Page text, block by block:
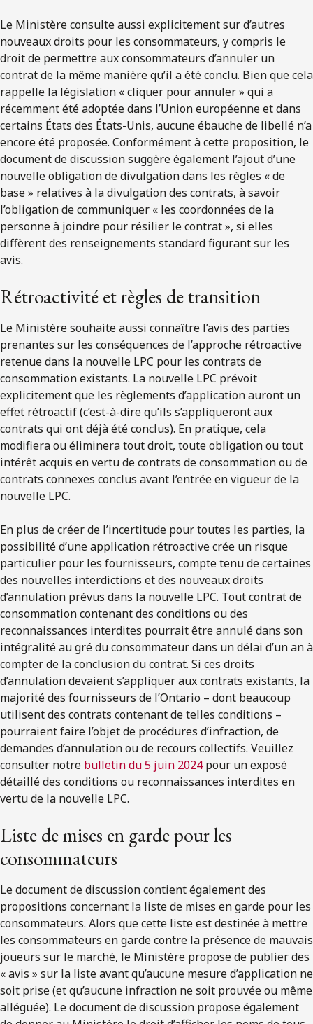
Le Ministère consulte aussi explicitement sur d’autres
nouveaux droits pour les consommateurs, y compris le
droit de permettre aux consommateurs d’annuler un
contrat de la même manière qu’il a été conclu. Bien que cela
rappelle la législation « cliquer pour annuler » qui a
récemment été adoptée dans l’Union européenne et dans
certains États des États-Unis, aucune ébauche de libellé n’a
encore été proposée. Conformément à cette proposition, le
document de discussion suggère également l’ajout d’une
nouvelle obligation de divulgation dans les règles « de
base » relatives à la divulgation des contrats, à savoir
l’obligation de communiquer « les coordonnées de la
personne à joindre pour résilier le contrat », si elles
diffèrent des renseignements standard figurant sur les
avis.
Rétroactivité et règles de transition
Le Ministère souhaite aussi connaître l’avis des parties
prenantes sur les conséquences de l’approche rétroactive
retenue dans la nouvelle LPC pour les contrats de
consommation existants. La nouvelle LPC prévoit
explicitement que les règlements d’application auront un
effet rétroactif (c’est-à-dire qu’ils s’appliqueront aux
contrats qui ont déjà été conclus). En pratique, cela
modifiera ou éliminera tout droit, toute obligation ou tout
intérêt acquis en vertu de contrats de consommation ou de
contrats connexes conclus avant l’entrée en vigueur de la
nouvelle LPC.
En plus de créer de l’incertitude pour toutes les parties, la
possibilité d’une application rétroactive crée un risque
particulier pour les fournisseurs, compte tenu de certaines
des nouvelles interdictions et des nouveaux droits
d’annulation prévus dans la nouvelle LPC. Tout contrat de
consommation contenant des conditions ou des
reconnaissances interdites pourrait être annulé dans son
intégralité au gré du consommateur dans un délai d’un an à
compter de la conclusion du contrat. Si ces droits
d’annulation devaient s’appliquer aux contrats existants, la
majorité des fournisseurs de l’Ontario – dont beaucoup
utilisent des contrats contenant de telles conditions –
pourraient faire l’objet de procédures d’infraction, de
demandes d’annulation ou de recours collectifs. Veuillez
consulter notre bulletin du 5 juin 2024 pour un exposé
détaillé des conditions ou reconnaissances interdites en
vertu de la nouvelle LPC.
Liste de mises en garde pour les
consommateurs
Le document de discussion contient également des
propositions concernant la liste de mises en garde pour les
consommateurs. Alors que cette liste est destinée à mettre
les consommateurs en garde contre la présence de mauvais
joueurs sur le marché, le Ministère propose de publier des
« avis » sur la liste avant qu’aucune mesure d’application ne
soit prise (et qu’aucune infraction ne soit prouvée ou même
alléguée). Le document de discussion propose également